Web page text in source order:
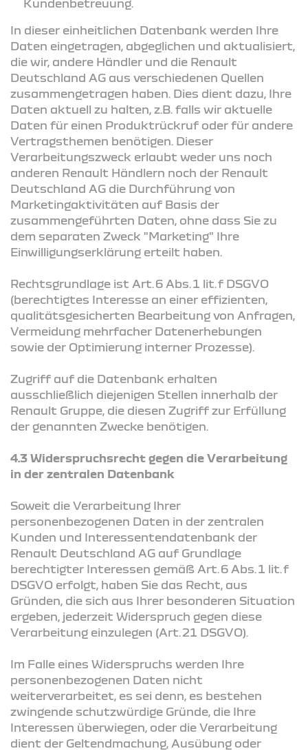
Kundenbetreuung.
In dieser einheitlichen Datenbank werden Ihre
Daten eingetragen, abgeglichen und aktualisiert,
die wir, andere Händler und die Renault
Deutschland AG aus verschiedenen Quellen
zusammengetragen haben. Dies dient dazu, Ihre
Daten aktuell zu halten, z.B. falls wir aktuelle
Daten für einen Produktrückruf oder für andere
Vertragsthemen benötigen. Dieser
Verarbeitungszweck erlaubt weder uns noch
anderen Renault Händlern noch der Renault
Deutschland AG die Durchführung von
Marketingaktivitäten auf Basis der
zusammengeführten Daten, ohne dass Sie zu
dem separaten Zweck "Marketing" Ihre
Einwilligungserklärung erteilt haben.
Rechtsgrundlage ist Art. 6 Abs. 1 lit. f DSGVO
(berechtigtes Interesse an einer effizienten,
qualitätsgesicherten Bearbeitung von Anfragen,
Vermeidung mehrfacher Datenerhebungen
sowie der Optimierung interner Prozesse).
Zugriff auf die Datenbank erhalten
ausschließlich diejenigen Stellen innerhalb der
Renault Gruppe, die diesen Zugriff zur Erfüllung
der genannten Zwecke benötigen.
4.3 Widerspruchsrecht gegen die Verarbeitung
in der zentralen Datenbank
Soweit die Verarbeitung Ihrer
personenbezogenen Daten in der zentralen
Kunden und Interessentendatenbank der
Renault Deutschland AG auf Grundlage
berechtigter Interessen gemäß Art. 6 Abs. 1 lit. f
DSGVO erfolgt, haben Sie das Recht, aus
Gründen, die sich aus Ihrer besonderen Situation
ergeben, jederzeit Widerspruch gegen diese
Verarbeitung einzulegen (Art. 21 DSGVO).
Im Falle eines Widerspruchs werden Ihre
personenbezogenen Daten nicht
weiterverarbeitet, es sei denn, es bestehen
zwingende schutzwürdige Gründe, die Ihre
Interessen überwiegen, oder die Verarbeitung
dient der Geltendmachung, Ausübung oder